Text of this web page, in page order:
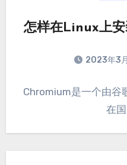
怎样在Linux上
2023年3
Chromium是一个由谷
在